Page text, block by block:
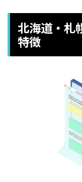
北海道・札
特徴